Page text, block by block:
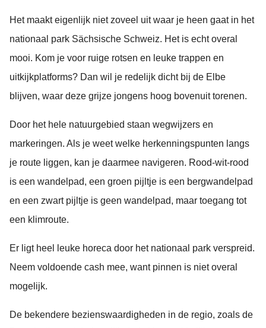
Het maakt eigenlijk niet zoveel uit waar je heen gaat in het
nationaal park Sächsische Schweiz. Het is echt overal
mooi. Kom je voor ruige rotsen en leuke trappen en
uitkijkplatforms? Dan wil je redelijk dicht bij de Elbe
blijven, waar deze grijze jongens hoog bovenuit torenen.
Door het hele natuurgebied staan wegwijzers en
markeringen. Als je weet welke herkenningspunten langs
je route liggen, kan je daarmee navigeren. Rood-wit-rood
is een wandelpad, een groen pijltje is een bergwandelpad
en een zwart pijltje is geen wandelpad, maar toegang tot
een klimroute.
Er ligt heel leuke horeca door het nationaal park verspreid.
Neem voldoende cash mee, want pinnen is niet overal
mogelijk.
De bekendere bezienswaardigheden in de regio, zoals de